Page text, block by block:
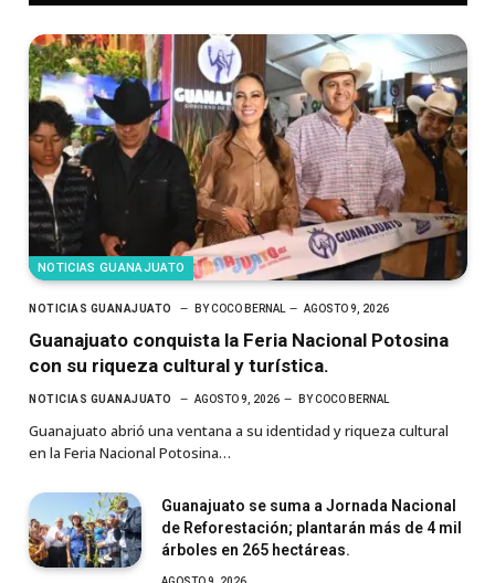
NOTICIAS GUANAJUATO
NOTICIAS GUANAJUATO BY COCO BERNAL AGOSTO 9, 2026
Guanajuato conquista la Feria Nacional Potosina
con su riqueza cultural y turística.
NOTICIAS GUANAJUATO AGOSTO 9, 2026 BY COCO BERNAL
Guanajuato abrió una ventana a su identidad y riqueza cultural
en la Feria Nacional Potosina…
Guanajuato se suma a Jornada Nacional
de Reforestación; plantarán más de 4 mil
árboles en 265 hectáreas.